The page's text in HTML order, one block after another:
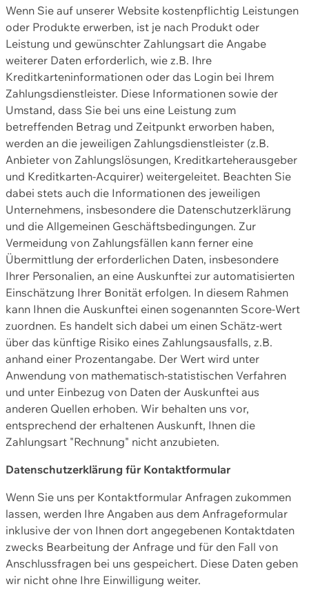
Wenn Sie auf unserer Website kostenpflichtig Leistungen
oder Produkte erwerben, ist je nach Produkt oder
Leistung und gewünschter Zahlungsart die Angabe
weiterer Daten erforderlich, wie z.B. Ihre
Kreditkarteninformationen oder das Login bei Ihrem
Zahlungsdienstleister. Diese Informationen sowie der
Umstand, dass Sie bei uns eine Leistung zum
betreffenden Betrag und Zeitpunkt erworben haben,
werden an die jeweiligen Zahlungsdienstleister (z.B.
Anbieter von Zahlungslösungen, Kreditkarteherausgeber
und Kreditkarten-Acquirer) weitergeleitet. Beachten Sie
dabei stets auch die Informationen des jeweiligen
Unternehmens, insbesondere die Datenschutzerklärung
und die Allgemeinen Geschäftsbedingungen. Zur
Vermeidung von Zahlungsfällen kann ferner eine
Übermittlung der erforderlichen Daten, insbesondere
Ihrer Personalien, an eine Auskunftei zur automatisierten
Einschätzung Ihrer Bonität erfolgen. In diesem Rahmen
kann Ihnen die Auskunftei einen sogenannten Score-Wert
zuordnen. Es handelt sich dabei um einen Schätz-wert
über das künftige Risiko eines Zahlungsausfalls, z.B.
anhand einer Prozentangabe. Der Wert wird unter
Anwendung von mathematisch-statistischen Verfahren
und unter Einbezug von Daten der Auskunftei aus
anderen Quellen erhoben. Wir behalten uns vor,
entsprechend der erhaltenen Auskunft, Ihnen die
Zahlungsart "Rechnung" nicht anzubieten.
Datenschutzerklärung für Kontaktformular
Wenn Sie uns per Kontaktformular Anfragen zukommen
lassen, werden Ihre Angaben aus dem Anfrageformular
inklusive der von Ihnen dort angegebenen Kontaktdaten
zwecks Bearbeitung der Anfrage und für den Fall von
Anschlussfragen bei uns gespeichert. Diese Daten geben
wir nicht ohne Ihre Einwilligung weiter.